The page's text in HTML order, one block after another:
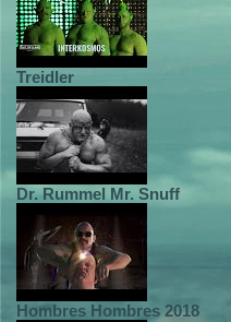
Treidler
Dr. Rummel Mr. Snuff
Hombres Hombres 2018